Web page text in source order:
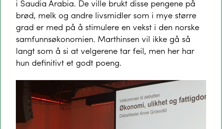
i Saudia Arabia. De ville brukt disse pengene på
brød, melk og andre livsmidler som i mye større
grad er med på å stimulere en vekst i den norske
samfunnsøkonomien. Marthinsen vil ikke gå så
langt som å si at velgerene tar feil, men her har
hun definitivt et godt poeng.